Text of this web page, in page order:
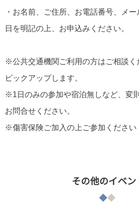
・お名前、ご住所、お電話番号、メ
日を明記の上、お申込みください。
※公共交通機関ご利用の方はご相談く
ピックアップします。
※1日のみの参加や宿泊無しなど、変
お問合せください。
※傷害保険ご加入の上ご参加ください
その他のイベン